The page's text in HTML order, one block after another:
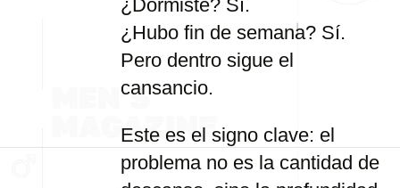
¿Dormiste? Sí.
¿Hubo fin de semana? Sí.
Pero dentro sigue el
cansancio.
Este es el signo clave: el
problema no es la cantidad de